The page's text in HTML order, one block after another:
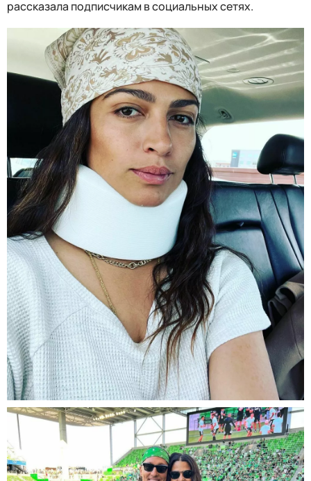
рассказала подписчикам в социальных сетях.